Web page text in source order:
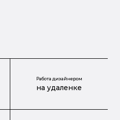
Работа дизайнером
на удаленке